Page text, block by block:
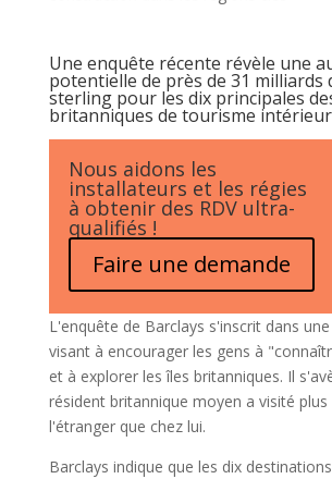
Une enquête récente révèle une
potentielle de près de 31 milliards
sterling pour les dix principales
britanniques de tourisme
Nous aidons les
installateurs et les régies
à obtenir des RDV ultra-
qualifiés !
Faire une demande
L'enquête de Barclays s'inscrit dans
visant à encourager les gens à
et à explorer les îles britanniques. Il
résident britannique moyen a visité plus
l'étranger que chez lui.
Barclays indique que les dix